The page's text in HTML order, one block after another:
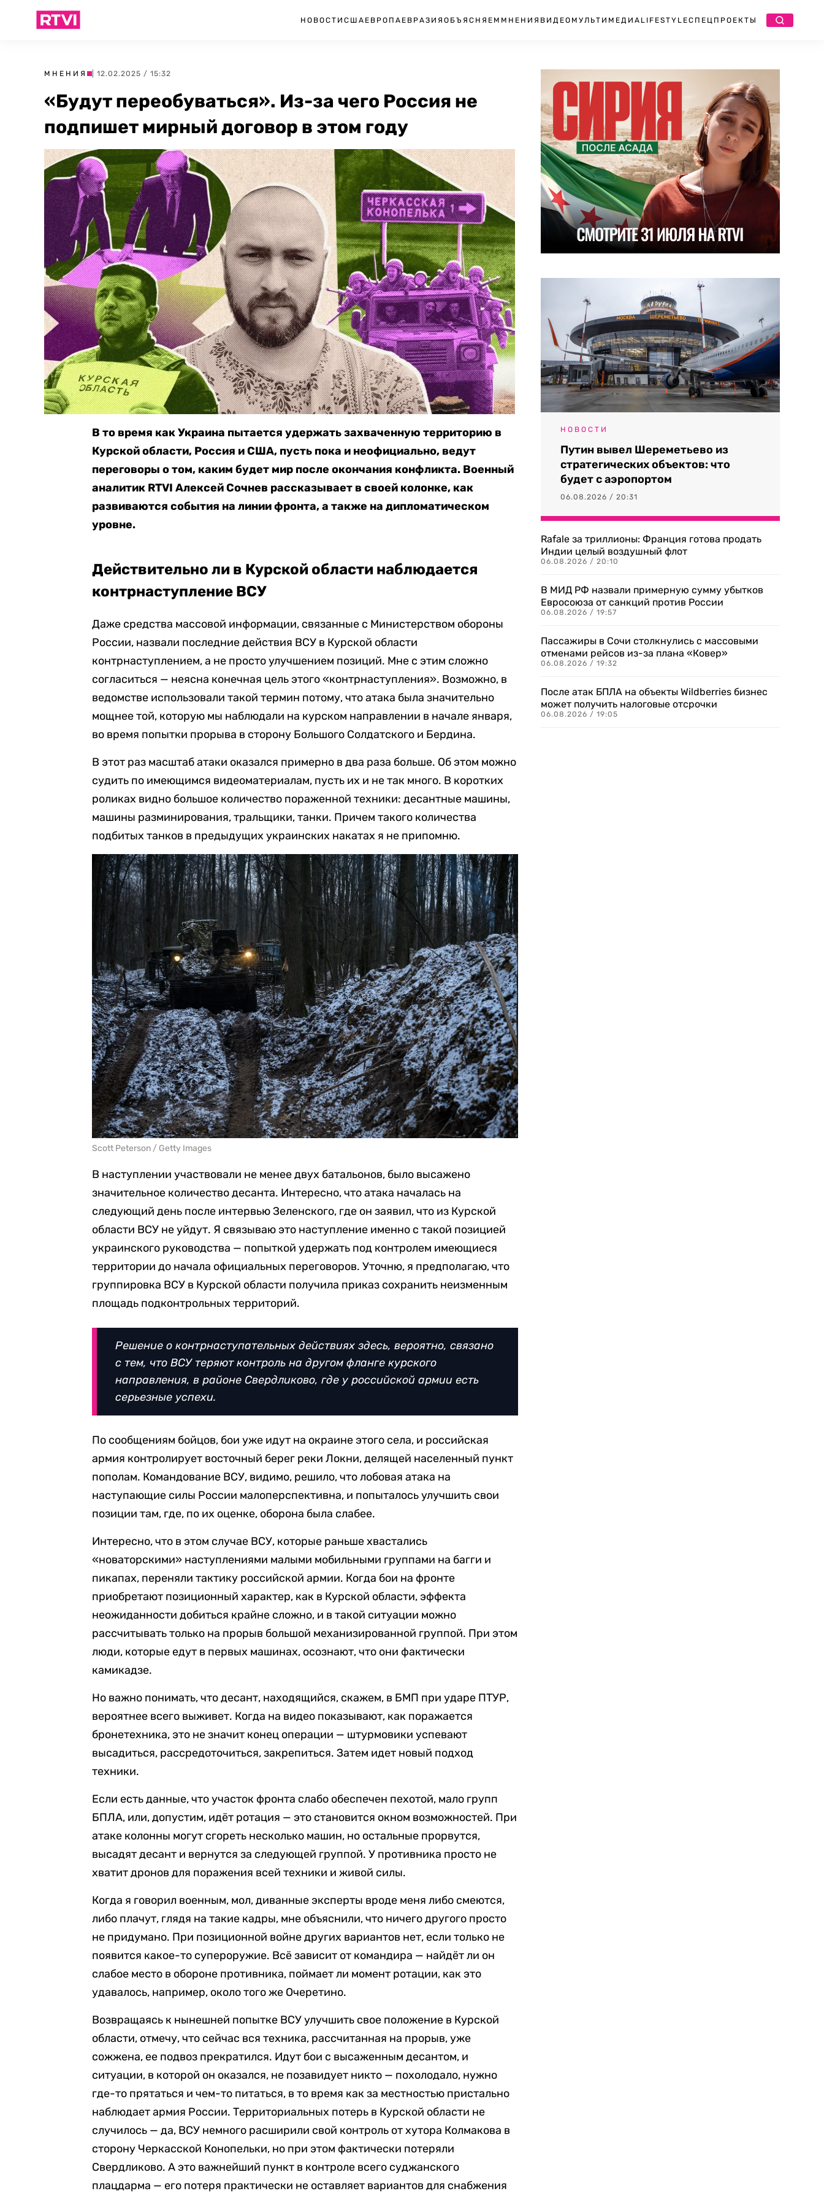
НОВОСТИ США ЕВРОПА ЕВРАЗИЯ ОБЪЯСНЯЕМ МНЕНИЯ ВИДЕО МУЛЬТИМЕДИА LIFESTYLEСПЕЦПРОЕКТЫ
МНЕНИЯ | 12.02.2025 / 15:32
«Будут переобуваться». Из-за чего Россия не
подпишет мирный договор в этом году
В то время как Украина пытается удержать захваченную территорию в
Курской области, Россия и США, пусть пока и неофициально, ведут
переговоры о том, каким будет мир после окончания конфликта. Военный
аналитик RTVI Алексей Сочнев рассказывает в своей колонке, как
развиваются события на линии фронта, а также на дипломатическом
уровне.
Действительно ли в Курской области наблюдается
контрнаступление ВСУ
Даже средства массовой информации, связанные с Министерством обороны
России, назвали последние действия ВСУ в Курской области
контрнаступлением, а не просто улучшением позиций. Мне с этим сложно
согласиться — неясна конечная цель этого «контрнаступления». Возможно, в
ведомстве использовали такой термин потому, что атака была значительно
мощнее той, которую мы наблюдали на курском направлении в начале января,
во время попытки прорыва в сторону Большого Солдатского и Бердина.
В этот раз масштаб атаки оказался примерно в два раза больше. Об этом можно
судить по имеющимся видеоматериалам, пусть их и не так много. В коротких
роликах видно большое количество пораженной техники: десантные машины,
машины разминирования, тральщики, танки. Причем такого количества
подбитых танков в предыдущих украинских накатах я не припомню.
Scott Peterson / Getty Images
В наступлении участвовали не менее двух батальонов, было высажено
значительное количество десанта. Интересно, что атака началась на
следующий день после интервью Зеленского, где он заявил, что из Курской
области ВСУ не уйдут. Я связываю это наступление именно с такой позицией
украинского руководства — попыткой удержать под контролем имеющиеся
территории до начала официальных переговоров. Уточню, я предполагаю, что
группировка ВСУ в Курской области получила приказ сохранить неизменным
площадь подконтрольных территорий.
Решение о контрнаступательных действиях здесь, вероятно, связано
с тем, что ВСУ теряют контроль на другом фланге курского
направления, в районе Свердликово, где у российской армии есть
серьезные успехи.
По сообщениям бойцов, бои уже идут на окраине этого села, и российская
армия контролирует восточный берег реки Локни, делящей населенный пункт
пополам. Командование ВСУ, видимо, решило, что лобовая атака на
наступающие силы России малоперспективна, и попыталось улучшить свои
позиции там, где, по их оценке, оборона была слабее.
Интересно, что в этом случае ВСУ, которые раньше хвастались
«новаторскими» наступлениями малыми мобильными группами на багги и
пикапах, переняли тактику российской армии. Когда бои на фронте
приобретают позиционный характер, как в Курской области, эффекта
неожиданности добиться крайне сложно, и в такой ситуации можно
рассчитывать только на прорыв большой механизированной группой. При этом
люди, которые едут в первых машинах, осознают, что они фактически
камикадзе.
Но важно понимать, что десант, находящийся, скажем, в БМП при ударе ПТУР,
вероятнее всего выживет. Когда на видео показывают, как поражается
бронетехника, это не значит конец операции — штурмовики успевают
высадиться, рассредоточиться, закрепиться. Затем идет новый подход
техники.
Если есть данные, что участок фронта слабо обеспечен пехотой, мало групп
БПЛА, или, допустим, идёт ротация — это становится окном возможностей. При
атаке колонны могут сгореть несколько машин, но остальные прорвутся,
высадят десант и вернутся за следующей группой. У противника просто не
хватит дронов для поражения всей техники и живой силы.
Когда я говорил военным, мол, диванные эксперты вроде меня либо смеются,
либо плачут, глядя на такие кадры, мне объяснили, что ничего другого просто
не придумано. При позиционной войне других вариантов нет, если только не
появится какое-то супероружие. Всё зависит от командира — найдёт ли он
слабое место в обороне противника, поймает ли момент ротации, как это
удавалось, например, около того же Очеретино.
Возвращаясь к нынешней попытке ВСУ улучшить свое положение в Курской
области, отмечу, что сейчас вся техника, рассчитанная на прорыв, уже
сожжена, ее подвоз прекратился. Идут бои с высаженным десантом, и
ситуации, в которой он оказался, не позавидует никто — похолодало, нужно
где-то прятаться и чем-то питаться, в то время как за местностью пристально
наблюдает армия России. Территориальных потерь в Курской области не
случилось — да, ВСУ немного расширили свой контроль от хутора Колмакова в
сторону Черкасской Конопельки, но при этом фактически потеряли
Свердликово. А это важнейший пункт в контроле всего суджанского
плацдарма — его потеря практически не оставляет вариантов для снабжения
НОВОСТИ
Путин вывел Шереметьево из
стратегических объектов: что
будет с аэропортом
06.08.2026 / 20:31
Rafale за триллионы: Франция готова продать
Индии целый воздушный флот
06.08.2026 / 20:10
В МИД РФ назвали примерную сумму убытков
Евросоюза от санкций против России
06.08.2026 / 19:57
Пассажиры в Сочи столкнулись с массовыми
отменами рейсов из-за плана «Ковер»
06.08.2026 / 19:32
После атак БПЛА на объекты Wildberries бизнес
может получить налоговые отсрочки
06.08.2026 / 19:05